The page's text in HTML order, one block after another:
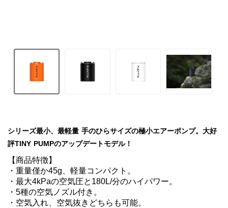
シリーズ最小、最軽量 手のひらサイズの極小エアーポンプ。大好
評TINY PUMPのアップデートモデル！
【商品特徴】
・重量僅か45g、軽量コンパクト。
・最大4kPaの空気圧と180L/分のハイパワー。
・5種の空気ノズル付き。
・空気入れ、空気抜きどちらも可能。